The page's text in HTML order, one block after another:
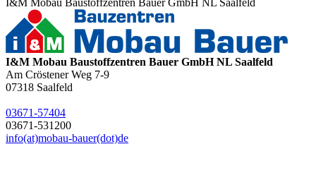
I&M Mobau Baustoffzentren Bauer GmbH NL Saalfeld
Am Cröstener Weg 7-9
07318 Saalfeld
03671-57404
03671-531200
info(at)mobau-bauer(dot)de